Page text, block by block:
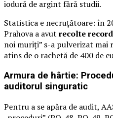
iodură de argint fără studii.
Statistica e necruțătoare: în
Prahova a avut recolte record
noi muriți” s-a pulverizat mai
atins de o rachetă de 400 de
Armura de hârtie:
auditorul singuratic
Pentru a se apăra de audit,